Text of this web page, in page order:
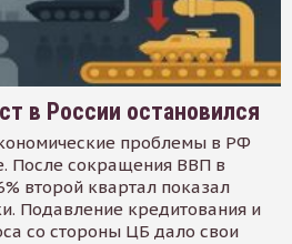
в России остановился
проблемы в РФ
После сокращения ВВП в
второй квартал показал
Подавление кредитования и
со стороны ЦБ дало свои